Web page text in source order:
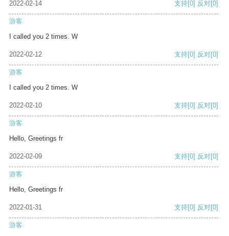
2022-02-14 支持[0] 反对[0]
游客
I called you 2 times. W
2022-02-12 支持[0] 反对[0]
游客
I called you 2 times. W
2022-02-10 支持[0] 反对[0]
游客
Hello, Greetings fr
2022-02-09 支持[0] 反对[0]
游客
Hello, Greetings fr
2022-01-31 支持[0] 反对[0]
游客